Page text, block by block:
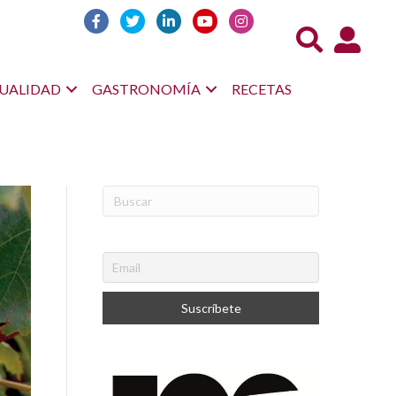
Acceso
GASTRONOMÍA RECETAS